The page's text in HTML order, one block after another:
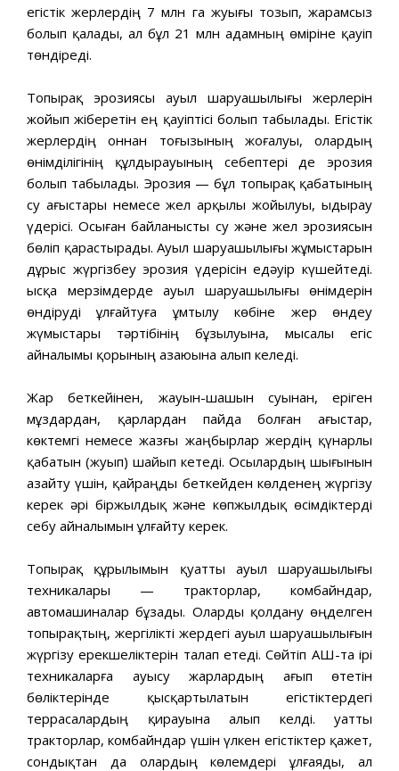
егістік жерлердің 7 млн га жуығы тозып, жарамсыз
болып қалады, ал бұл 21 млн адамның өміріне қауіп
төндіреді.
Топырақ эрозиясы ауыл шаруашылығы жерлерін
жойып жіберетін ең қауіптісі болып табылады. Егістік
жерлердің оннан тоғызының жоғалуы, олардың
өнімділігінің құлдырауының себептері де эрозия
болып табылады. Эрозия — бұл топырақ қабатының
су ағыстары немесе жел арқылы жойылуы, ыдырау
үдерісі. Осыған байланысты су және жел эрозиясын
бөліп қарастырады. Ауыл шаруашылығы жұмыстарын
дұрыс жүргізбеу эрозия үдерісін едәуір күшейтеді.
Қысқа мерзімдерде ауыл шаруашылығы өнімдерін
өндіруді ұлғайтуға ұмтылу көбіне жер өндеу
жүмыстары тәртібінің бұзылуына, мысалы егіс
айналымы қорының азаюына алып келеді.
Жар беткейінен, жауын-шашын суынан, еріген
мұздардан, қарлардан пайда болған ағыстар,
көктемгі немесе жазғы жаңбырлар жердің қүнарлы
қабатын (жуып) шайып кетеді. Осылардың шығынын
азайту үшін, қайраңды беткейден көлденең жүргізу
керек әрі біржылдық және көпжылдық өсімдіктерді
себу айналымын ұлғайту керек.
Топырақ құрылымын қуатты ауыл шаруашылығы
техникалары — тракторлар, комбайндар,
автомашиналар бұзады. Оларды қолдану өңделген
топырақтың, жергілікті жердегі ауыл шаруашылығын
жүргізу ерекшеліктерін талап етеді. Сөйтіп АҚШ-та ірі
техникаларға ауысу жарлардың ағып өтетін
бөліктерінде қысқартылатын егістіктердегі
террасалардың қирауына алып келді. Қуатты
тракторлар, комбайндар үшін үлкен егістіктер қажет,
сондықтан да олардың көлемдері ұлғаяды, ал